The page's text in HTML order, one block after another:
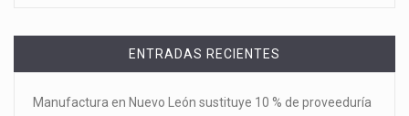
ENTRADAS RECIENTES
Manufactura en Nuevo León sustituye 10 % de proveeduría